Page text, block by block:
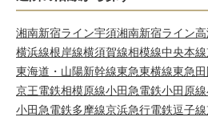
湘南新宿ライン宇須湘南新宿ライン
横浜線根岸線横須賀線相模線中央本線
東海道・山陽新幹線東急東横線東急
京王電鉄相模原線小田急電鉄小田原線
小田急電鉄多摩線京浜急行電鉄逗子線